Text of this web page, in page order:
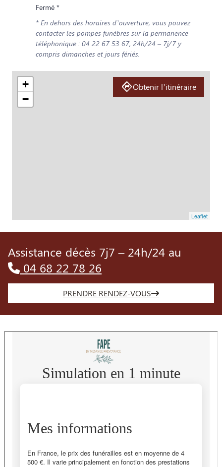
Fermé *
* En dehors des horaires d’ouverture, vous pouvez
contacter les pompes funèbres sur la permanence
téléphonique : 04 22 67 53 67, 24h/24 – 7j/7 y
compris dimanches et jours fériés.
+
−
Leaflet
Obtenir l’itinéraire
Assistance décès 7j7 – 24h/24 au
04 68 22 78 26
PRENDRE RENDEZ-VOUS